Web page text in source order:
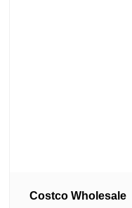
Costco Wholesale